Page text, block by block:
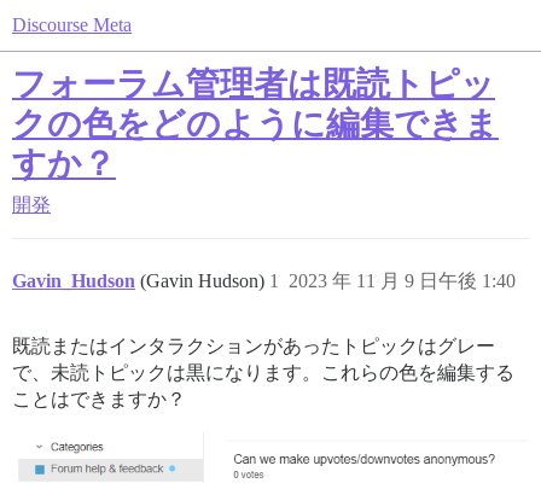
Discourse Meta
フォーラム管理者は既読トピッ
クの色をどのように編集できま
すか？
開発
Gavin_Hudson (Gavin Hudson) 2023 年 11 月 9 日午後 1:40
1
既読またはインタラクションがあったトピックはグレー
で、未読トピックは黒になります。これらの色を編集する
ことはできますか？